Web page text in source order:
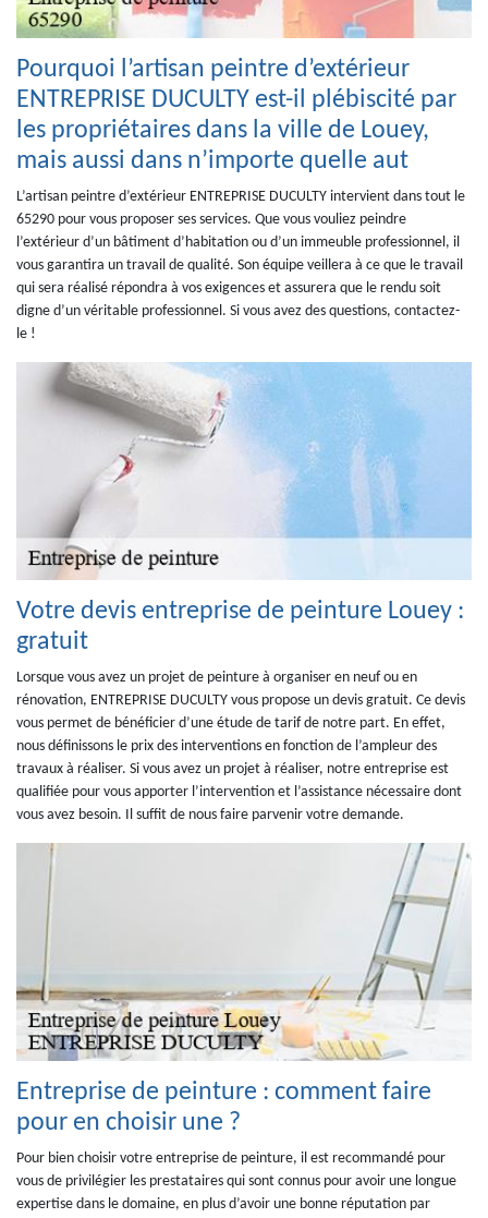
Pourquoi l’artisan peintre d’extérieur
ENTREPRISE DUCULTY est-il plébiscité par
les propriétaires dans la ville de Louey,
mais aussi dans n’importe quelle aut
L’artisan peintre d’extérieur ENTREPRISE DUCULTY intervient dans tout le
65290 pour vous proposer ses services. Que vous vouliez peindre
l’extérieur d’un bâtiment d’habitation ou d’un immeuble professionnel, il
vous garantira un travail de qualité. Son équipe veillera à ce que le travail
qui sera réalisé répondra à vos exigences et assurera que le rendu soit
digne d’un véritable professionnel. Si vous avez des questions, contactez-
le !
Votre devis entreprise de peinture Louey :
gratuit
Lorsque vous avez un projet de peinture à organiser en neuf ou en
rénovation, ENTREPRISE DUCULTY vous propose un devis gratuit. Ce devis
vous permet de bénéficier d’une étude de tarif de notre part. En effet,
nous définissons le prix des interventions en fonction de l’ampleur des
travaux à réaliser. Si vous avez un projet à réaliser, notre entreprise est
qualifiée pour vous apporter l’intervention et l’assistance nécessaire dont
vous avez besoin. Il suffit de nous faire parvenir votre demande.
Entreprise de peinture : comment faire
pour en choisir une ?
Pour bien choisir votre entreprise de peinture, il est recommandé pour
vous de privilégier les prestataires qui sont connus pour avoir une longue
expertise dans le domaine, en plus d’avoir une bonne réputation par